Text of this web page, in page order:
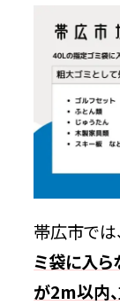
分する方
リサ
解体
帯広市の
の分別方
燃や
燃や
帯広市では
ミ袋に入ら
が2m以内